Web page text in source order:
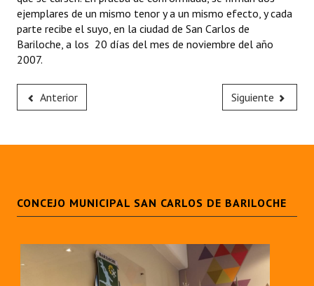
ejemplares de un mismo tenor y a un mismo efecto, y cada
parte recibe el suyo, en la ciudad de San Carlos de
Bariloche, a los 20 días del mes de noviembre del año
2007.
Anterior Siguiente
CONCEJO MUNICIPAL SAN CARLOS DE BARILOCHE